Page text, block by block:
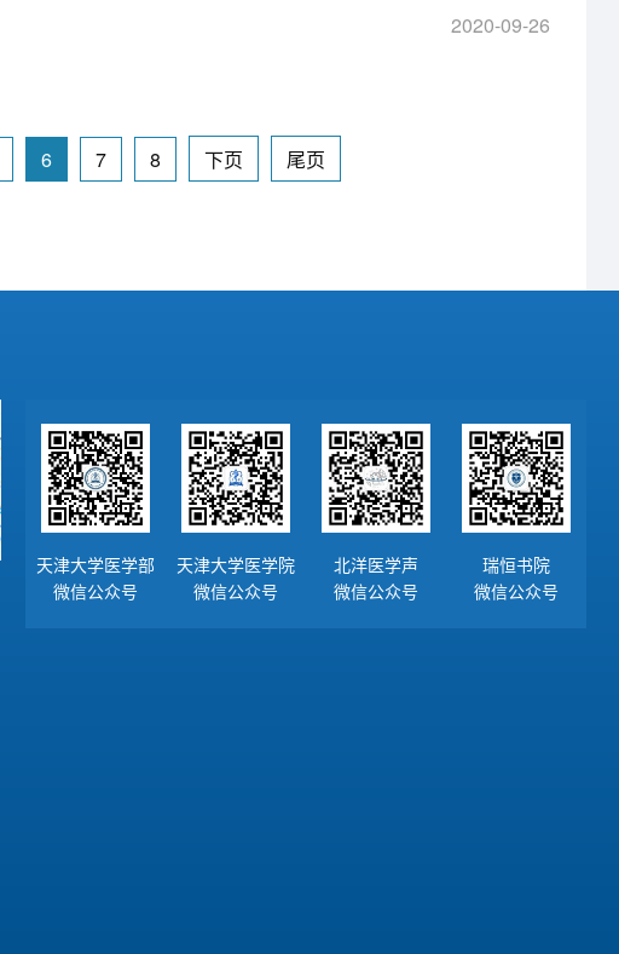
2020-09-26
6 7 8 下页 尾页
天津大学医学部
微信公众号
天津大学医学院
微信公众号
北洋医学声
微信公众号
瑞恒书院
微信公众号